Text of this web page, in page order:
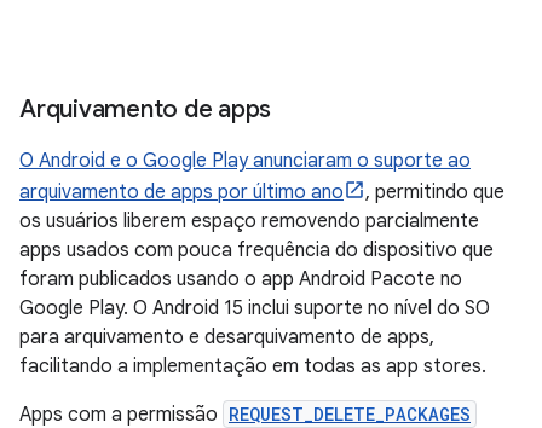
Arquivamento de apps
O Android e o Google Play anunciaram o suporte ao
arquivamento de apps por último ano
, permitindo que
os usuários liberem espaço removendo parcialmente
apps usados com pouca frequência do dispositivo que
foram publicados usando o app Android Pacote no
Google Play. O Android 15 inclui suporte no nível do SO
para arquivamento e desarquivamento de apps,
facilitando a implementação em todas as app stores.
Apps com a permissão REQUEST_DELETE_PACKAGES